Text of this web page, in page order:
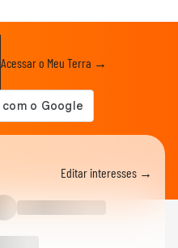
Acessar o Meu Terra →
Editar interesses →